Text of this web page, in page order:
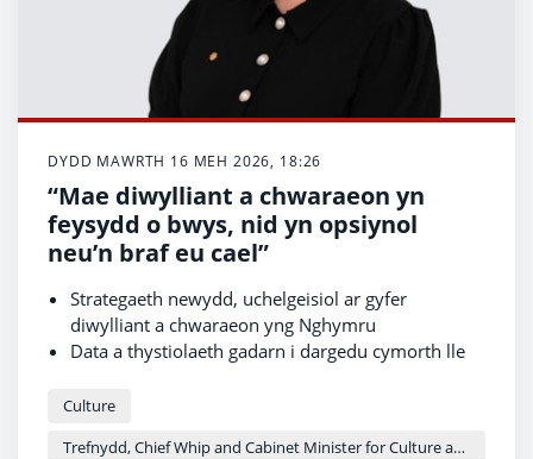
DYDD MAWRTH 16 MEH 2026, 18:26
“Mae diwylliant a chwaraeon yn
feysydd o bwys, nid yn opsiynol
neu’n braf eu cael”
Strategaeth newydd, uchelgeisiol ar gyfer
diwylliant a chwaraeon yng Nghymru
Data a thystiolaeth gadarn i dargedu cymorth lle
Cydnabod manteision iechyd a lles ataliol y
Culture
Trefnydd, Chief Whip and Cabinet Minister for Culture and Sport - Heledd Fychan